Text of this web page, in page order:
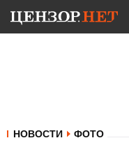
НОВОСТИ ФОТО